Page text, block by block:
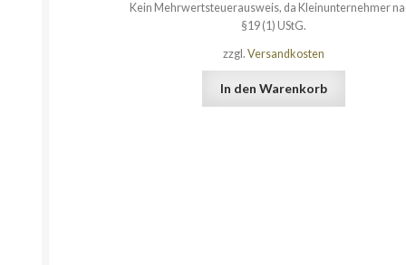
Kein Mehrwertsteuerausweis, da Kleinunternehmer
§19 (1) UStG.
zzgl. Versandkosten
In den Warenkorb